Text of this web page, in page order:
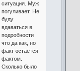
ситуация. Муж
погуливает. Не
буду
вдаваться в
подробности
что да как, но
факт остаётся
фактом.
Сколько было